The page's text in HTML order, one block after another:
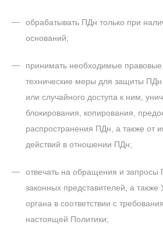
обрабатывать ПДн только при
оснований;
принимать необходимые
технические меры для защиты ПДн
или случайного доступа к ним,
блокирования, копирования,
распространения ПДн, а также от
действий в отношении ПДн;
отвечать на обращения и запросы
законных представителей, а также
органа в соответствии с
настоящей Политики;